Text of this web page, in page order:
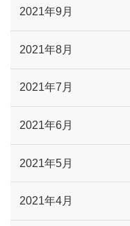
2021年9月
2021年8月
2021年7月
2021年6月
2021年5月
2021年4月